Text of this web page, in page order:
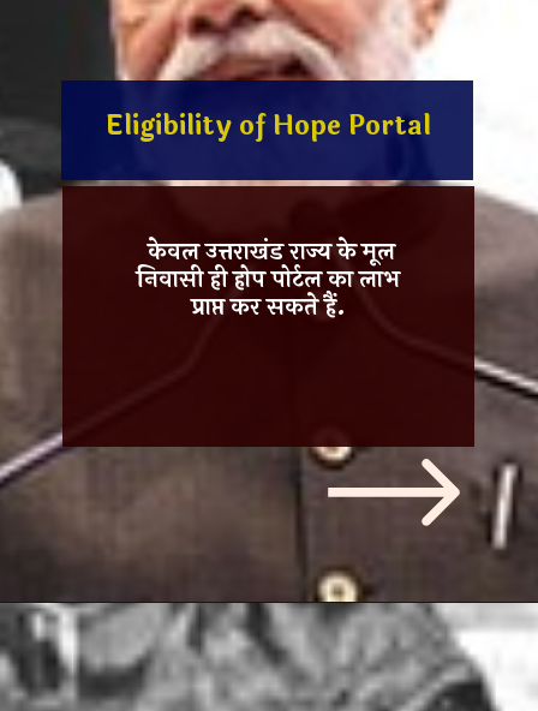
Eligibility of Hope Portal
केवल उत्तराखंड राज्य के मूल
निवासी ही होप पोर्टल का लाभ
प्राप्त कर सकते हैं.